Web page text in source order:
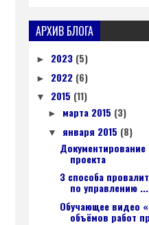
АРХИВ БЛОГА
► 2023 (5)
► 2022 (6)
▼ 2015 (11)
► марта 2015 (3)
▼ января 2015 (8)
проекта
3 способа
по управлению ...
Обучающее видео
объёмов работ